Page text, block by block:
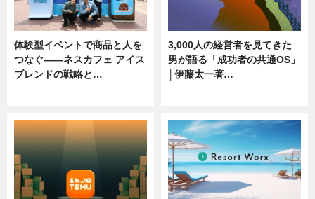
体験型イベントで商品と人を
つなぐ――ネスカフェ アイス
ブレンドの戦略と…
3,000人の経営者を見てきた
男が語る「成功者の共通OS」
│伊藤太一著…